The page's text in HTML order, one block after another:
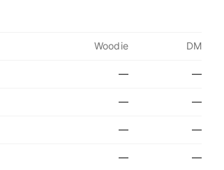
Woodie DM
— —
— —
— —
— —